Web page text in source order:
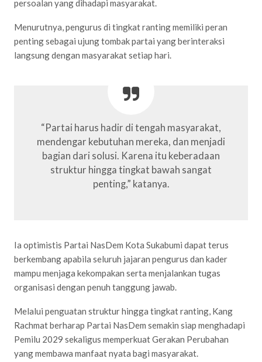
persoalan yang dihadapi masyarakat.
Menurutnya, pengurus di tingkat ranting memiliki peran
penting sebagai ujung tombak partai yang berinteraksi
langsung dengan masyarakat setiap hari.
“Partai harus hadir di tengah masyarakat,
mendengar kebutuhan mereka, dan menjadi
bagian dari solusi. Karena itu keberadaan
struktur hingga tingkat bawah sangat
penting,” katanya.
Ia optimistis Partai NasDem Kota Sukabumi dapat terus
berkembang apabila seluruh jajaran pengurus dan kader
mampu menjaga kekompakan serta menjalankan tugas
organisasi dengan penuh tanggung jawab.
Melalui penguatan struktur hingga tingkat ranting, Kang
Rachmat berharap Partai NasDem semakin siap menghadapi
Pemilu 2029 sekaligus memperkuat Gerakan Perubahan
yang membawa manfaat nyata bagi masyarakat.